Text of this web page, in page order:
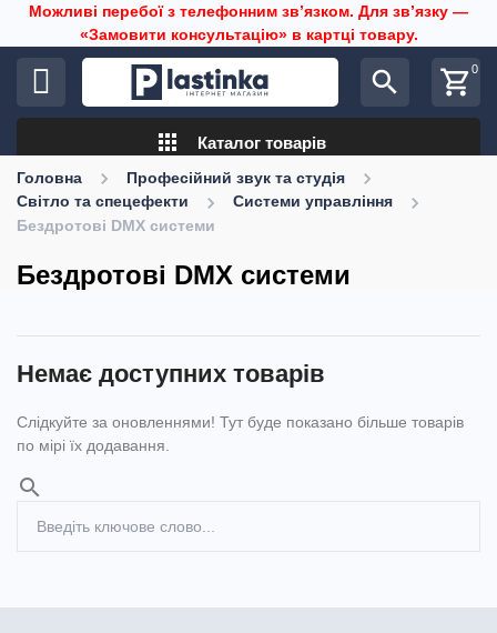
Можливі перебої з телефонним звʼязком. Для звʼязку —
«Замовити консультацію» в картці товару.
search shopping_cart0
apps Каталог товарів
Головна
Професійний звук та студія
Світло та спецефекти
Системи управління
Бездротові DMX системи
Бездротові DMX системи
Немає доступних товарів
Слідкуйте за оновленнями! Тут буде показано більше товарів
по мірі їх додавання.
search